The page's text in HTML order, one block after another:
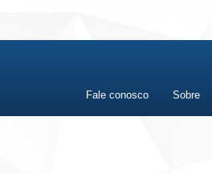
Fale conosco Sobre